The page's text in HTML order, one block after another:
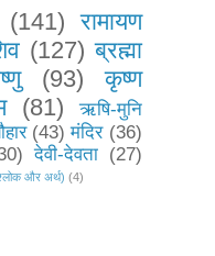
(141) रामायण
(127) ब्रह्मा
(93)
कृष्ण
(81)
ऋषि-मुनि
(43) मंदिर (36)
देवी-देवता (27)
और अर्थ) (4)